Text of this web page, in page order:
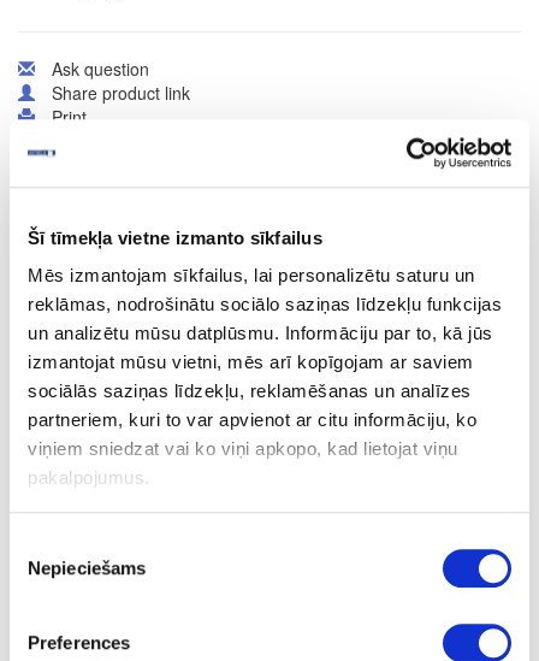
Šī tīmekļa vietne izmanto sīkfailus
Mēs izmantojam sīkfailus, lai personalizētu saturu un
reklāmas, nodrošinātu sociālo saziņas līdzekļu funkcijas
un analizētu mūsu datplūsmu. Informāciju par to, kā jūs
izmantojat mūsu vietni, mēs arī kopīgojam ar saviem
sociālās saziņas līdzekļu, reklamēšanas un analīzes
partneriem, kuri to var apvienot ar citu informāciju, ko
viņiem sniedzat vai ko viņi apkopo, kad lietojat viņu
pakalpojumus.
izvēle
Nepieciešams
Preferences
Ask question
Share product link
Print
41-O0248
Hard wax oil OSMO Dekorwachs
Transparent, dust-gray
Piece
skifer
0.375